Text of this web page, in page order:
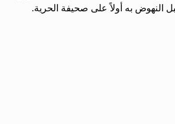
النهوض به أولاً على صحيفة الحرية.